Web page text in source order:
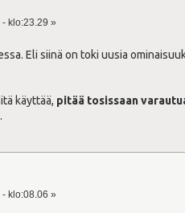
klo:23.29 »
Eli siinä on toki uusia
käyttää, pitää tosissaan
klo:08.06 »